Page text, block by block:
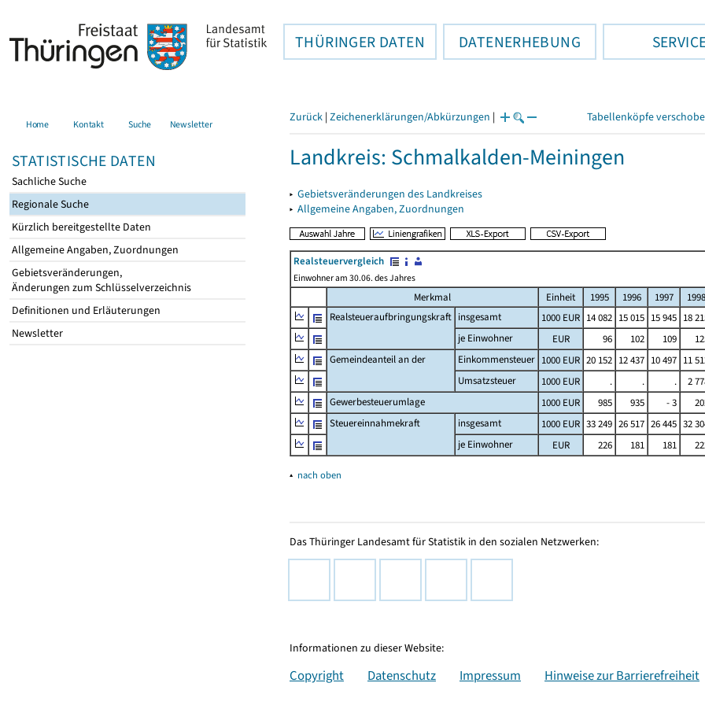
THÜRINGER DATEN DATENERHEBUNG
Home Kontakt Suche Newsletter
STATISTISCHE DATEN
Sachliche Suche
Regionale Suche
Kürzlich bereitgestellte Daten
Allgemeine Angaben, Zuordnungen
Gebietsveränderungen,
Änderungen zum Schlüsselverzeichnis
Definitionen und Erläuterungen
Newsletter
Zurück | Zeichenerklärungen/Abkürzungen | Tabellenköpfe
Landkreis: Schmalkalden-Meiningen
▸ Gebietsveränderungen des Landkreises
▸ Allgemeine Angaben, Zuordnungen
Realsteuervergleich
Einwohner am 30.06. des Jahres
Merkmal Einheit 1995 1996 1997 1998
Realsteueraufbringungskraft insgesamt 1000 EUR 14 082 15 015 15 945 18
je Einwohner
EUR 96 102 109
Gemeindeanteil an der
Einkommensteuer 1000 EUR 20 152 12 437 10 497 11
Umsatzsteuer
1000 EUR . . . 2
Gewerbesteuerumlage
1000 EUR 985 935 - 3
Steuereinnahmekraft
insgesamt 1000 EUR 33 249 26 517 26 445 32
je Einwohner
EUR 226 181 181
▴ nach oben
Das Thüringer Landesamt für Statistik in den sozialen Netzwerken:
Informationen zu dieser Website:
Copyright Datenschutz Impressum Hinweise zur Barrierefreiheit